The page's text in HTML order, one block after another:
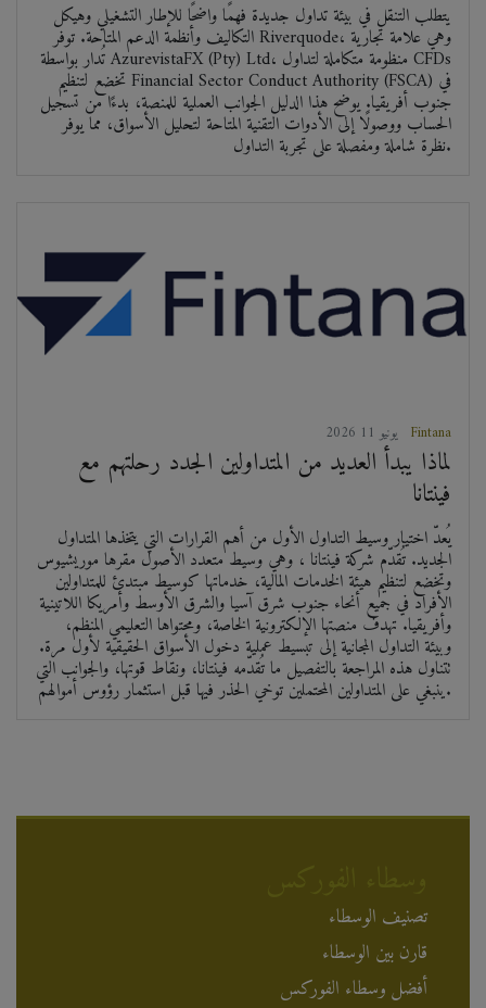
يتطلب التنقل في بيئة تداول جديدة فهمًا واضحًا للإطار التشغيلي وهيكل
التكاليف وأنظمة الدعم المتاحة. توفر Riverquode، وهي علامة تجارية
تُدار بواسطة AzurevistaFX (Pty) Ltd، منظومة متكاملة لتداول CFDs
تخضع لتنظيم Financial Sector Conduct Authority (FSCA) في
جنوب أفريقيا. يوضح هذا الدليل الجوانب العملية للمنصة، بدءًا من تسجيل
الحساب ووصولًا إلى الأدوات التقنية المتاحة لتحليل الأسواق، مما يوفر
نظرة شاملة ومفصلة على تجربة التداول.
2026 يونيو 11 Fintana
لماذا يبدأ العديد من المتداولين الجدد رحلتهم مع
فينتانا
يُعدّ اختيار وسيط التداول الأول من أهم القرارات التي يتخذها المتداول
الجديد. تُقدّم شركة فينتانا ، وهي وسيط متعدد الأصول مقرها موريشيوس
وتخضع لتنظيم هيئة الخدمات المالية، خدماتها كوسيط مبتدئ للمتداولين
الأفراد في جميع أنحاء جنوب شرق آسيا والشرق الأوسط وأمريكا اللاتينية
وأفريقيا. تهدف منصتها الإلكترونية الخاصة، ومحتواها التعليمي المنظم،
وبيئة التداول المجانية إلى تبسيط عملية دخول الأسواق الحقيقية لأول مرة.
تتناول هذه المراجعة بالتفصيل ما تُقدّمه فينتانا، ونقاط قوتها، والجوانب التي
ينبغي على المتداولين المحتملين توخي الحذر فيها قبل استثمار رؤوس أموالهم.
تصنيف الوسطاء
قارن بين الوسطاء
أفضل وسطاء الفوركس